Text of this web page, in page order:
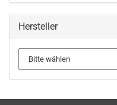
Hersteller